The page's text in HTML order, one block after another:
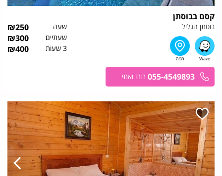
קסם בבוסתן
בוסתן הגליל שעה ₪250
שעתיים ₪300
3 שעות ₪400
055-4549893 דודו ואתי